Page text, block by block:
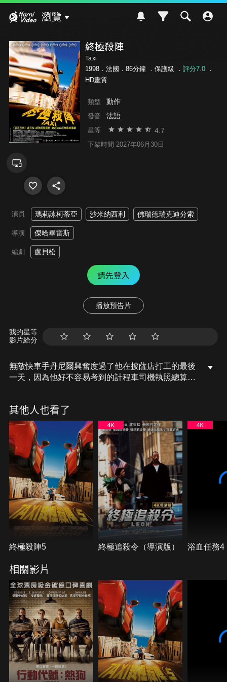
瀏覽
終極殺陣
Taxi
1998．法國．86分鐘 ． 保護級 ． 評分7.0．
HD畫質
類型 動作
發音 法語
星等 4.7
下架時間 2027年06月30日
演員 瑪莉詠柯蒂亞 沙米納西利 佛瑞德瑞克迪分索
導演 傑哈畢雷斯
編劇 盧貝松
請先登入
播放預告片
我的星等
影片給分
無敵快車手丹尼爾興奮度過了他在披薩店打工的最後
一天，因為他好不容易考到的計程車司機執照總算要
著頭皮和女友莉莉、艾米里的母親及披薩店同事們，
加入艾米里追捕一名連環銀行搶匪的行列…
其他人也看了
終極殺陣5 終極追殺令（導演版） 浴血任務4
相關影片